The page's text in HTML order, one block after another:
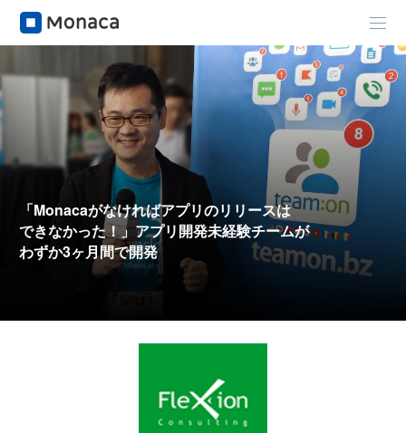
「Monacaがなければアプリのリリースは
できなかった！」 アプリ開発未経験チームが
わずか3ヶ月間で開発